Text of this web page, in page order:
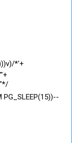
*'+
PG_SLEEP(15))--